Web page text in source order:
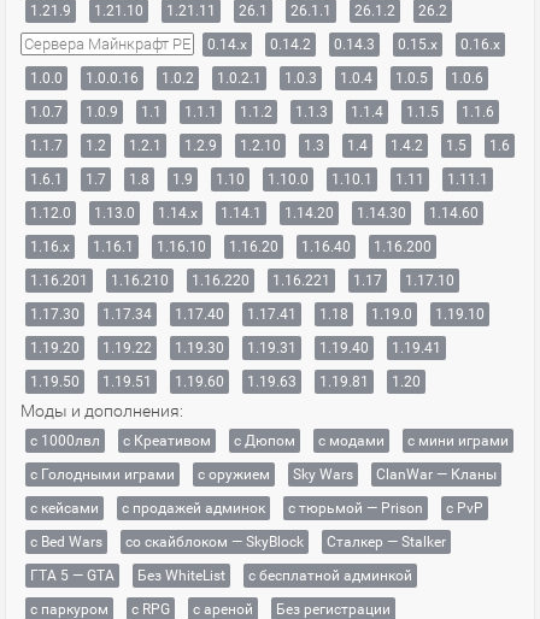
1.21.9
1.21.10 1.21.11 26.1 26.1.1 26.1.2 26.2
Сервера Майнкрафт PE 0.14.x 0.14.2 0.14.3 0.15.x
0.16.x
1.0.0
1.0.0.16 1.0.2 1.0.2.1 1.0.3 1.0.4 1.0.5
1.0.6
1.0.7
1.0.9 1.1 1.1.1 1.1.2 1.1.3 1.1.4 1.1.5
1.1.6
1.1.7
1.2 1.2.1 1.2.9 1.2.10 1.3 1.4 1.4.2 1.5
1.6
1.6.1
1.7 1.8 1.9 1.10 1.10.0 1.10.1 1.11
1.11.1
1.12.0
1.13.0 1.14.x 1.14.1 1.14.20 1.14.30
1.14.60
1.16.x
1.16.1 1.16.10 1.16.20 1.16.40
1.16.200
1.16.201
1.16.210 1.16.220 1.16.221 1.17
1.17.10
1.17.30
1.17.34 1.17.40 1.17.41 1.18 1.19.0
1.19.10
1.19.20
1.19.22 1.19.30 1.19.31 1.19.40
1.19.41
1.19.50
1.19.51 1.19.60 1.19.63 1.19.81 1.20
Моды и дополнения:
с 1000лвл c Креативом с Дюпом с модами
с мини играми
с Голодными играми
с оружием Sky Wars
ClanWar — Кланы
с кейсами
с продажей админок с тюрьмой — Prison
с PvP
с Bed Wars
со скайблоком — SkyBlock
Сталкер — Stalker
ГТА 5 — GTA
Без WhiteList
с бесплатной админкой
с паркуром
с RPG с ареной
Без регистрации